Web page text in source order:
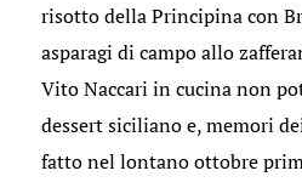
risotto della Principina con
asparagi di campo allo
Vito Naccari in cucina non
dessert siciliano e, memori
fatto nel lontano ottobre